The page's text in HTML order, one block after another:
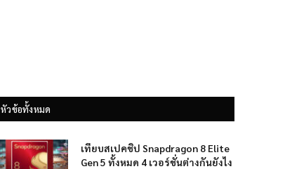
หัวข้อทั้งหมด
เทียบสเปคชิป Snapdragon 8 Elite
Gen 5 ทั้งหมด 4 เวอร์ชั่นต่างกันยังไง